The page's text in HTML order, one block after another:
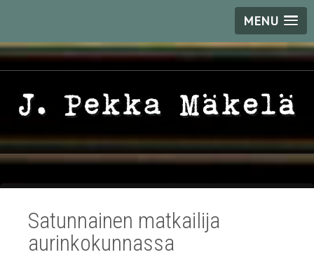
MENU
Satunnainen matkailija
aurinkokunnassa